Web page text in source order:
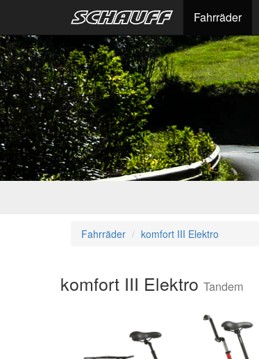
Fahrräder
Fahrräder komfort III Elektro
komfort III Elektro Tandem